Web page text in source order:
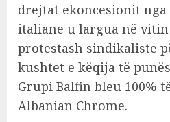
drejtat ekoncesionit nga
italiane u largua në vitin
protestash sindikaliste
kushtet e këqija të
Grupi Balfin bleu 100%
Albanian Chrome.